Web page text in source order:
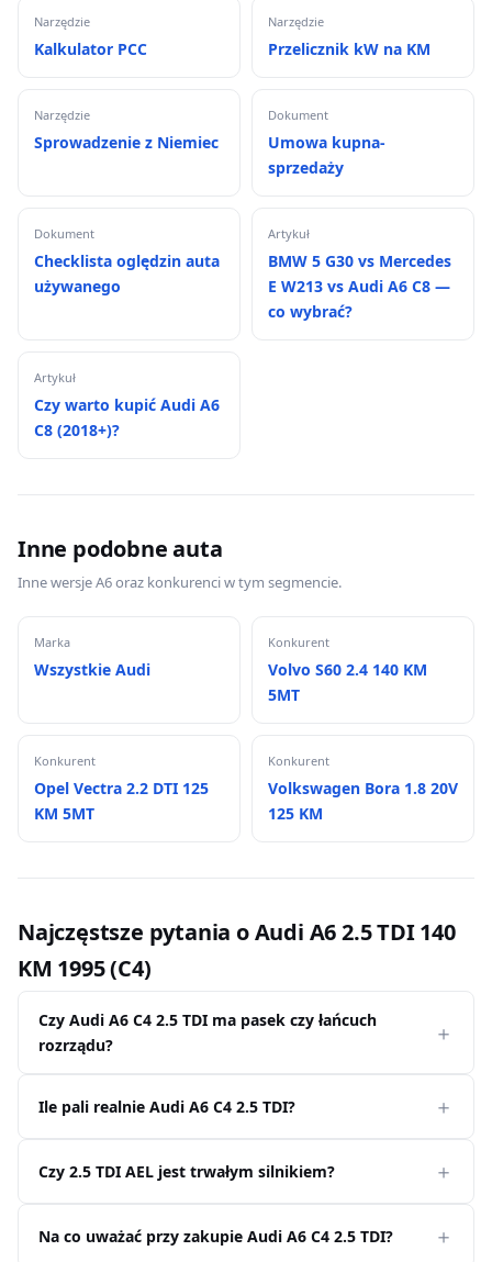
Narzędzie
Kalkulator PCC
Narzędzie
Przelicznik kW na KM
Narzędzie
Sprowadzenie z Niemiec
Dokument
Umowa kupna-
sprzedaży
Dokument
Checklista oględzin auta
używanego
Artykuł
BMW 5 G30 vs Mercedes
E W213 vs Audi A6 C8 —
co wybrać?
Artykuł
Czy warto kupić Audi A6
C8 (2018+)?
Inne podobne auta
Inne wersje A6 oraz konkurenci w tym segmencie.
Marka
Wszystkie Audi
Konkurent
Volvo S60 2.4 140 KM
5MT
Konkurent
Opel Vectra 2.2 DTI 125
KM 5MT
Konkurent
Volkswagen Bora 1.8 20V
125 KM
Najczęstsze pytania o Audi A6 2.5 TDI 140
KM 1995 (C4)
Czy Audi A6 C4 2.5 TDI ma pasek czy łańcuch
rozrządu?
Ile pali realnie Audi A6 C4 2.5 TDI?
Czy 2.5 TDI AEL jest trwałym silnikiem?
Na co uważać przy zakupie Audi A6 C4 2.5 TDI?